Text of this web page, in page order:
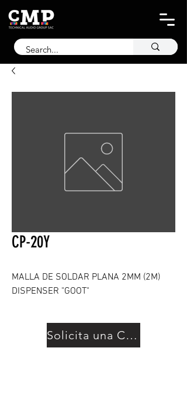
CP-20Y
MALLA DE SOLDAR PLANA 2MM (2M)
DISPENSER "GOOT"
Solicita una Cotización